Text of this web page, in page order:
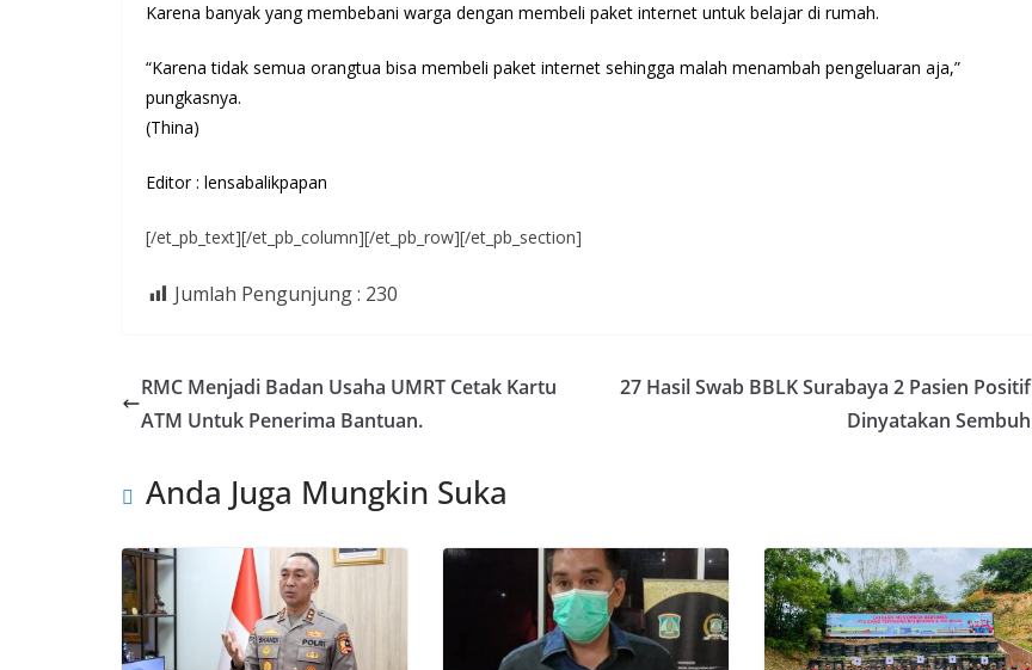
Karena banyak yang membebani warga dengan membeli paket internet untuk belajar di rumah.
“Karena tidak semua orangtua bisa membeli paket internet sehingga malah menambah pengeluaran aja,”
pungkasnya.
(Thina)
Editor : lensabalikpapan
[/et_pb_text][/et_pb_column][/et_pb_row][/et_pb_section]
Jumlah Pengunjung : 230
RMC Menjadi Badan Usaha UMRT Cetak Kartu
ATM Untuk Penerima Bantuan.
27 Hasil Swab BBLK Surabaya 2 Pasien Positif
Dinyatakan Sembuh
Anda Juga Mungkin Suka